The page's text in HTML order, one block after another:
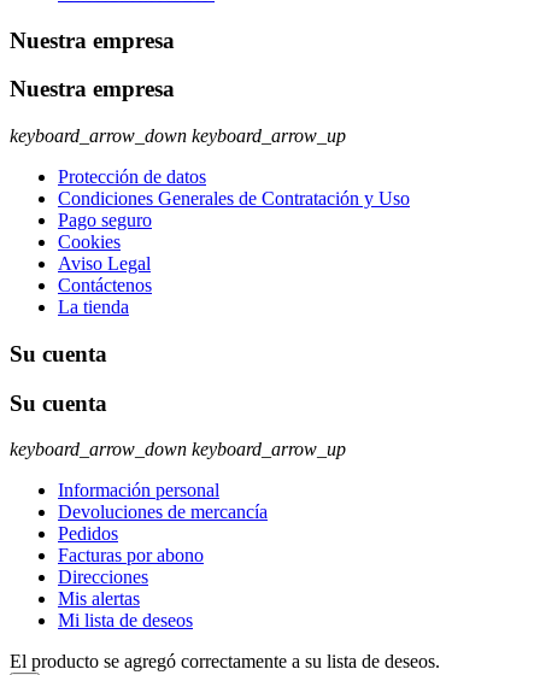
Nuestra empresa
Nuestra empresa
keyboard_arrow_down keyboard_arrow_up
Protección de datos
Condiciones Generales de Contratación y Uso
Pago seguro
Cookies
Aviso Legal
Contáctenos
La tienda
Su cuenta
Su cuenta
keyboard_arrow_down keyboard_arrow_up
Información personal
Devoluciones de mercancía
Pedidos
Facturas por abono
Direcciones
Mis alertas
Mi lista de deseos
El producto se agregó correctamente a su lista de deseos.